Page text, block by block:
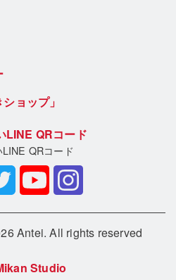
ョップ」
QRコード
Antei. All rights reserved
Studio